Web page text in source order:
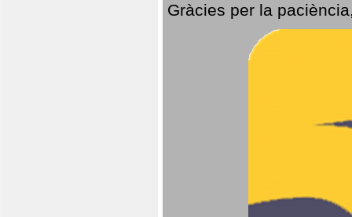
Gràcies per la